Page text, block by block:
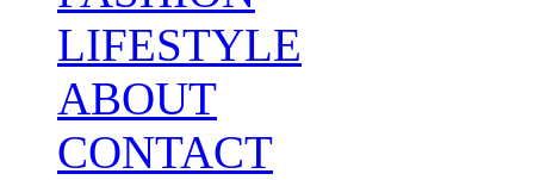
LIFESTYLE
ABOUT
CONTACT